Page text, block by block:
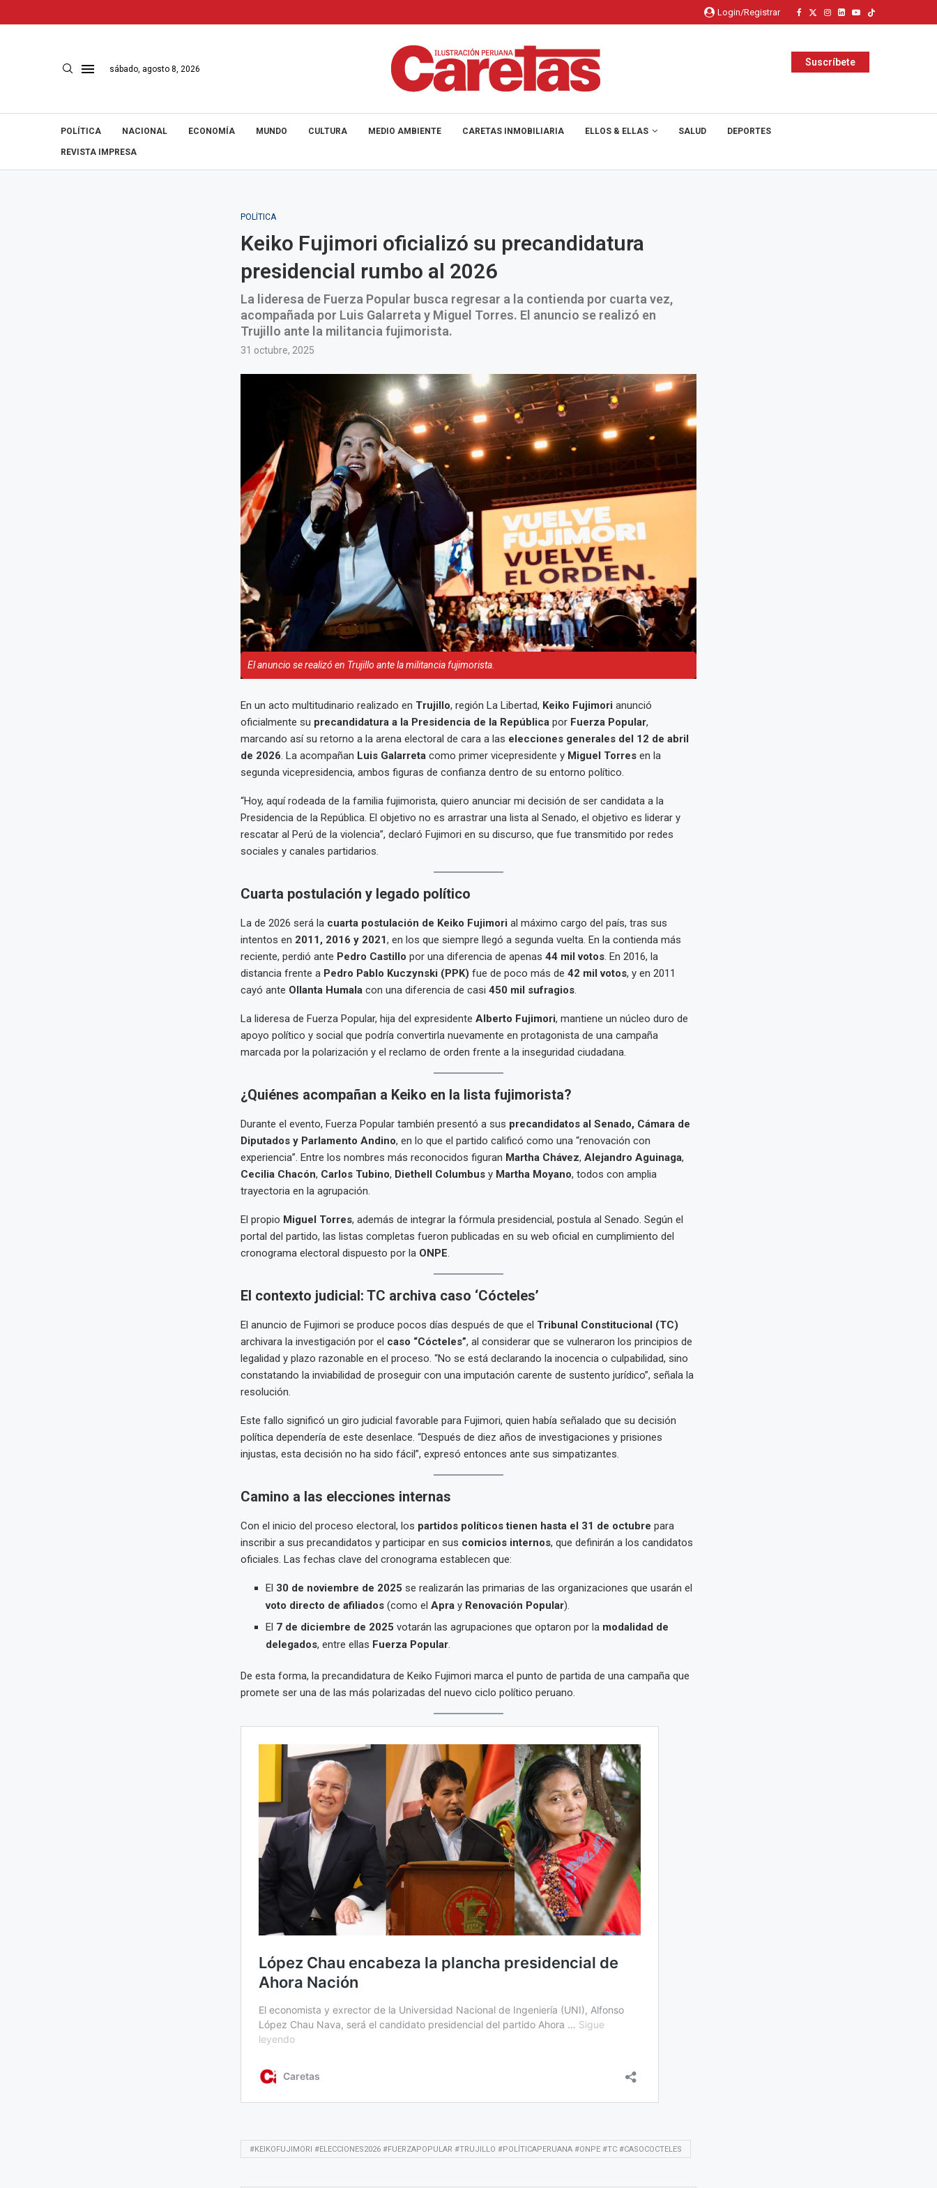
Login/Registrar
sábado, agosto 8, 2026
Suscríbete
POLÍTICA NACIONAL ECONOMÍA MUNDO CULTURA MEDIO AMBIENTE CARETAS INMOBILIARIA ELLOS & ELLAS SALUD DEPORTES
REVISTA IMPRESA
POLÍTICA
Keiko Fujimori oficializó su precandidatura
presidencial rumbo al 2026
La lideresa de Fuerza Popular busca regresar a la contienda por cuarta vez,
acompañada por Luis Galarreta y Miguel Torres. El anuncio se realizó en
Trujillo ante la militancia fujimorista.
31 octubre, 2025
El anuncio se realizó en Trujillo ante la militancia fujimorista.
En un acto multitudinario realizado en Trujillo, región La Libertad, Keiko Fujimori anunció
oficialmente su precandidatura a la Presidencia de la Repúblicapor Fuerza Popular,
marcando así su retorno a la arena electoral de cara a las elecciones generales del 12 de abril
de 2026. La acompañan Luis Galarretacomo primer vicepresidente y Miguel Torresen la
segunda vicepresidencia, ambos figuras de confianza dentro de su entorno político.
“Hoy, aquí rodeada de la familia fujimorista, quiero anunciar mi decisión de ser candidata a la
Presidencia de la República. El objetivo no es arrastrar una lista al Senado, el objetivo es liderar y
rescatar al Perú de la violencia”, declaró Fujimori en su discurso, que fue transmitido por redes
sociales y canales partidarios.
Cuarta postulación y legado político
La de 2026 será la cuarta postulación de Keiko Fujimori al máximo cargo del país, tras sus
intentos en 2011, 2016 y 2021, en los que siempre llegó a segunda vuelta. En la contienda más
reciente, perdió ante Pedro Castillo por una diferencia de apenas 44 mil votos. En 2016, la
distancia frente a Pedro Pablo Kuczynski (PPK) fue de poco más de 42 mil votos, y en 2011
cayó ante Ollanta Humalacon una diferencia de casi 450 mil sufragios.
La lideresa de Fuerza Popular, hija del expresidente Alberto Fujimori, mantiene un núcleo duro de
apoyo político y social que podría convertirla nuevamente en protagonista de una campaña
marcada por la polarización y el reclamo de orden frente a la inseguridad ciudadana.
¿Quiénes acompañan a Keiko en la lista fujimorista?
Durante el evento, Fuerza Popular también presentó a sus precandidatos al Senado, Cámara de
Diputados y Parlamento Andino, en lo que el partido calificó como una “renovación con
experiencia”. Entre los nombres más reconocidos figuran Martha Chávez, Alejandro Aguinaga,
Cecilia Chacón, Carlos Tubino, Diethell Columbusy Martha Moyano, todos con amplia
trayectoria en la agrupación.
El propio Miguel Torres, además de integrar la fórmula presidencial, postula al Senado. Según el
portal del partido, las listas completas fueron publicadas en su web oficial en cumplimiento del
cronograma electoral dispuesto por la ONPE.
El contexto judicial: TC archiva caso ‘Cócteles’
El anuncio de Fujimori se produce pocos días después de que el Tribunal Constitucional (TC)
archivara la investigación por el caso “Cócteles”, al considerar que se vulneraron los principios de
legalidad y plazo razonable en el proceso. “No se está declarando la inocencia o culpabilidad, sino
constatando la inviabilidad de proseguir con una imputación carente de sustento jurídico”, señala la
resolución.
Este fallo significó un giro judicial favorable para Fujimori, quien había señalado que su decisión
política dependería de este desenlace. “Después de diez años de investigaciones y prisiones
injustas, esta decisión no ha sido fácil”, expresó entonces ante sus simpatizantes.
Camino a las elecciones internas
Con el inicio del proceso electoral, los partidos políticos tienen hasta el 31 de octubre para
inscribir a sus precandidatos y participar en sus comicios internos, que definirán a los candidatos
oficiales. Las fechas clave del cronograma establecen que:
El 30 de noviembre de 2025 se realizarán las primarias de las organizaciones que usarán el
voto directo de afiliados(como el Apray Renovación Popular).
El 7 de diciembre de 2025 votarán las agrupaciones que optaron por la modalidad de
delegados, entre ellas Fuerza Popular.
De esta forma, la precandidatura de Keiko Fujimori marca el punto de partida de una campaña que
promete ser una de las más polarizadas del nuevo ciclo político peruano.
#KEIKOFUJIMORI #ELECCIONES2026 #FUERZAPOPULAR #TRUJILLO #POLÍTICAPERUANA #ONPE #TC #CASOCOCTELES